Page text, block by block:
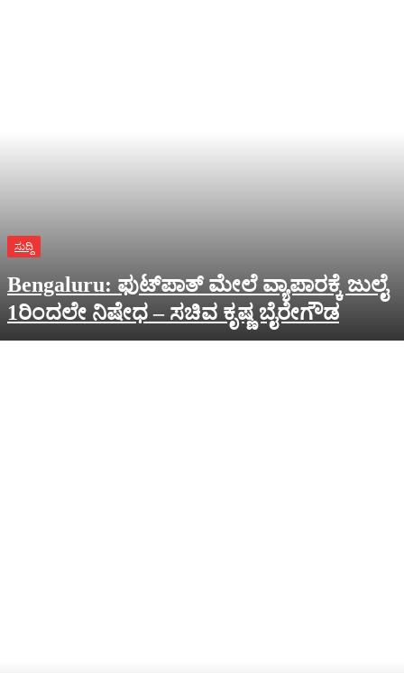
ಸುದ್ದಿ
Bengaluru: ಫುಟ್‌ಪಾತ್‌ ಮೇಲೆ ವ್ಯಾಪಾರಕ್ಕೆ ಜುಲೈ
1ರಿಂದಲೇ ನಿಷೇಧ – ಸಚಿವ ಕೃಷ್ಣ ಬೈರೇಗೌಡ